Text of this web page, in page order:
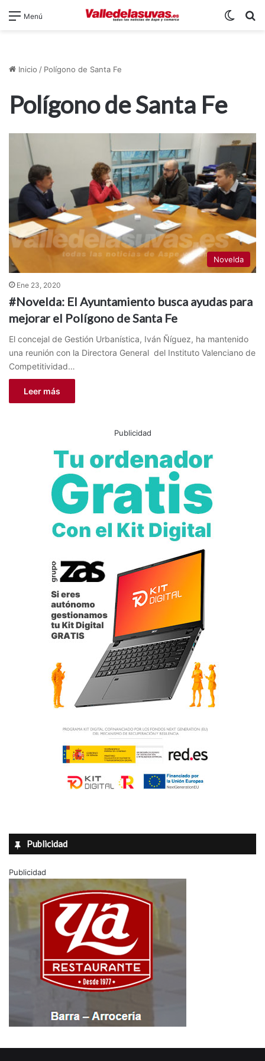
Menú
Inicio / Polígono de Santa Fe
Polígono de Santa Fe
Novelda
Ene 23, 2020
#Novelda: El Ayuntamiento busca ayudas para
mejorar el Polígono de Santa Fe
El concejal de Gestión Urbanística, Iván Ñíguez, ha mantenido
una reunión con la Directora General del Instituto Valenciano de
Competitividad…
Leer más
Publicidad
Publicidad
Publicidad